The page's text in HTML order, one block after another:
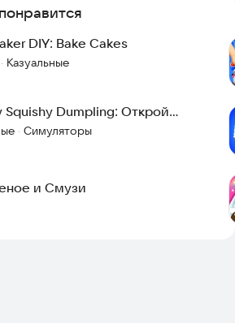
ежедневно предлагая
Покажите свои навыки украшения и
в мире кулинарных игр.
приложение прямо сейчас,
свои шедевры!
DIY: Bake Cakes
· Казуальные
Squishy Dumpling: Открой
· Симуляторы
и Смузи